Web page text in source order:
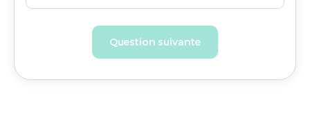
Question suivante